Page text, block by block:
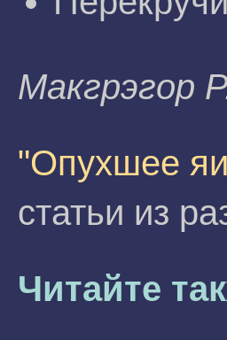
Maкгpэгop
"Опухшее
статьи из
Читайте